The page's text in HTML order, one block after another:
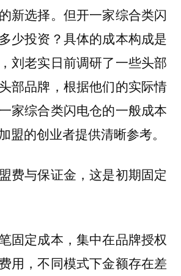
新选择。但开一家综合类闪
少投资？具体的成本构成是
刘老实日前调研了一些头部
部品牌，根据他们的实际情
家综合类闪电仓的一般成本
盟的创业者提供清晰参考。
费与保证金，这是初期固定
固定成本，集中在品牌授权
用，不同模式下金额存在差